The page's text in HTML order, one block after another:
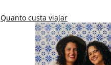
Quanto custa viajar